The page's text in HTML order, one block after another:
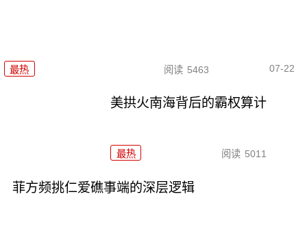
最热 阅读 5463 07-22
美拱火南海背后的霸权算计
最热 阅读 5011
菲方频挑仁爱礁事端的深层逻辑